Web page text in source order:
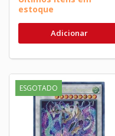
estoque
Adicionar
ESGOTADO